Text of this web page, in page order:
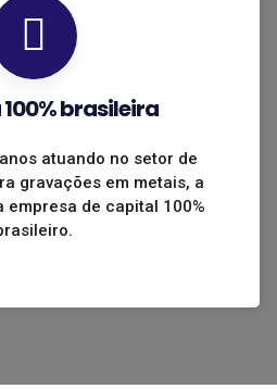
brasileira
atuando no setor de
gravações em metais, a
empresa de capital 100%